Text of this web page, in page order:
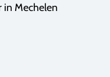
Mechelen